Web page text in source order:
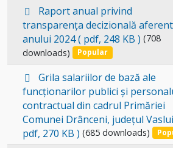
Select
item
p
d
f
Raport anual privind
transparența decizională aferent
anului 2024( pdf, 248 KB ) (708
downloads)
Popular
Select
an
item
p
d
f
Grila salariilor de bază ale
funcționarilor publici și
contractual din cadrul Primăriei
Comunei Drânceni, județul Vaslui
pdf, 270 KB ) (685 downloads)